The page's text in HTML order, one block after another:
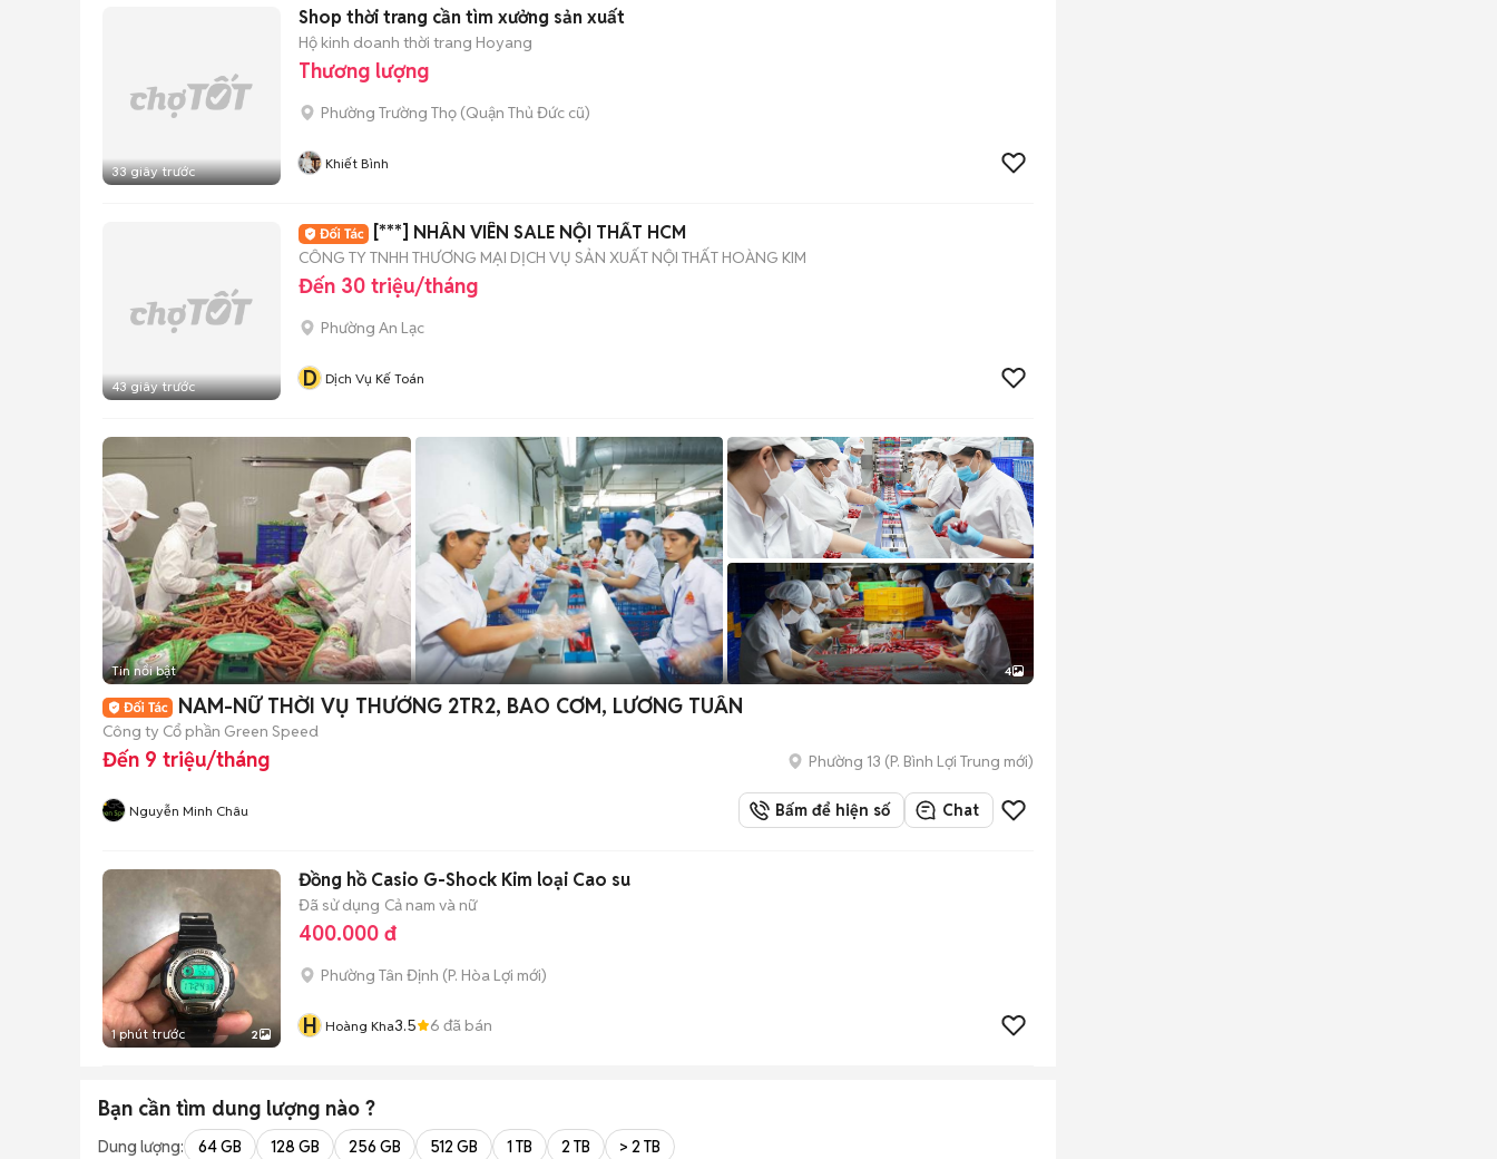
33 giây trước
Shop thời trang cần tìm xưởng sản xuất
Hộ kinh doanh thời trang Hoyang
Thương lượng
Phường Trường Thọ (Quận Thủ Đức cũ)
Khiết Bình
43 giây trước
[***] NHÂN VIÊN SALE NỘI THẤT HCM
CÔNG TY TNHH THƯƠNG MẠI DỊCH VỤ SẢN XUẤT NỘI THẤT HOÀNG KIM
Đến 30 triệu/tháng
Phường An Lạc
D Dịch Vụ Kế Toán
Tin nổi bật 4
NAM-NỮ THỜI VỤ THƯỞNG 2TR2, BAO CƠM, LƯƠNG TUẦN
Công ty Cổ phần Green Speed
Đến 9 triệu/tháng Phường 13 (P. Bình Lợi Trung mới)
Nguyễn Minh Châu Bấm để hiện số Chat
1 phút trước 2
Đồng hồ Casio G-Shock Kim loại Cao su
Đã sử dụng Cả nam và nữ
400.000 đ
Phường Tân Định (P. Hòa Lợi mới)
H Hoàng Kha3.5 6 đã bán
Bạn cần tìm dung lượng nào ?
Dung lượng: 64 GB 128 GB 256 GB 512 GB 1 TB 2 TB > 2 TB